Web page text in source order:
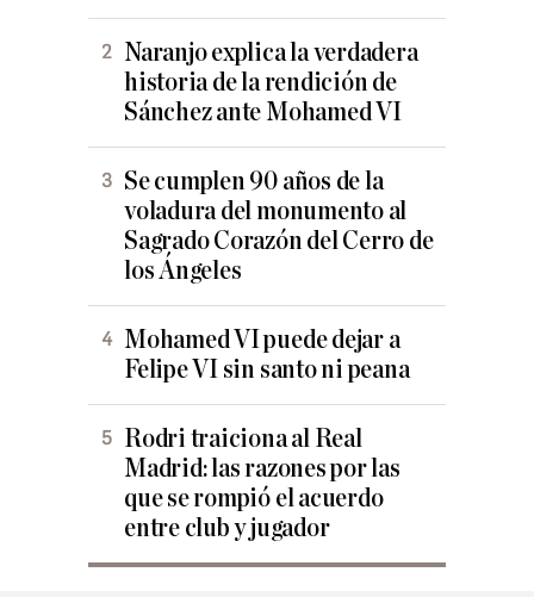
Naranjo explica la verdadera
historia de la rendición de
Sánchez ante Mohamed VI
Se cumplen 90 años de la
voladura del monumento al
Sagrado Corazón del Cerro de
los Ángeles
Mohamed VI puede dejar a
Felipe VI sin santo ni peana
Rodri traiciona al Real
Madrid: las razones por las
que se rompió el acuerdo
entre club y jugador